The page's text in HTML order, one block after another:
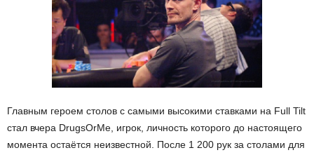
Главным героем столов с самыми высокими ставками на Full Tilt
стал вчера DrugsOrMe, игрок, личность которого до настоящего
момента остаётся неизвестной. После 1 200 рук за столами для